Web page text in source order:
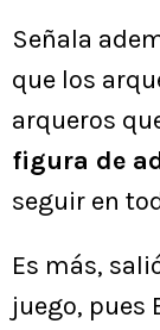
Señala
que los
arqueros
figura de
seguir en
Es más,
juego, pues